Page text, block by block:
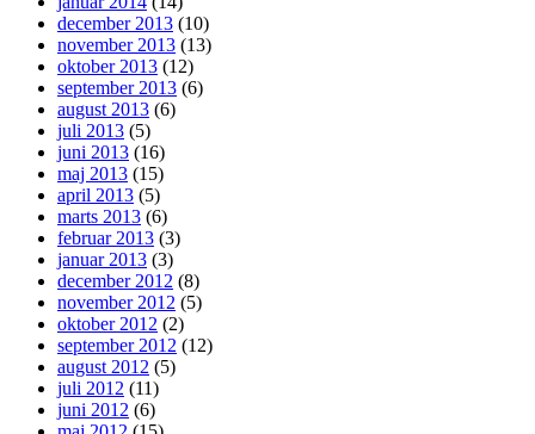
december 2013 (10)
november 2013 (13)
oktober 2013 (12)
september 2013 (6)
august 2013 (6)
juli 2013 (5)
juni 2013 (16)
maj 2013 (15)
april 2013 (5)
marts 2013 (6)
februar 2013 (3)
januar 2013 (3)
december 2012 (8)
november 2012 (5)
oktober 2012 (2)
september 2012 (12)
august 2012 (5)
juli 2012 (11)
juni 2012 (6)